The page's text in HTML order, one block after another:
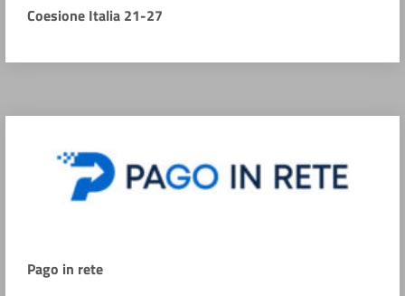
Coesione Italia 21-27
Pago in rete